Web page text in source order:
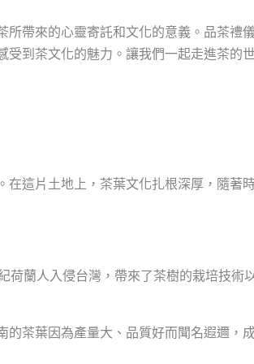
所帶來的心靈寄託和文化的意義。品茶禮
受到茶文化的魅力。讓我們一起走進茶的
在這片土地上，茶葉文化扎根深厚，隨著
荷蘭人入侵台灣，帶來了茶樹的栽培技術
的茶葉因為產量大、品質好而聞名遐邇，